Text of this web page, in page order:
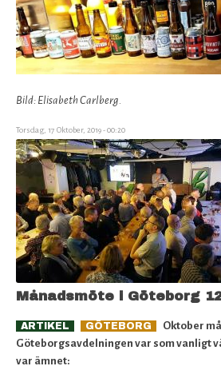
Bild: Elisabeth Carlberg.
Torsdag, 17 Oktober, 2019 - 00:20
Månadsmöte i Göteborg
ARTIKEL GÖTEBORG
Oktober
Göteborgsavdelningen var som vanligt
var ämnet: